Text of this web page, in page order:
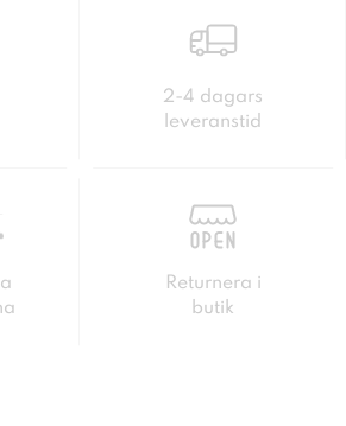
2-4 dagars
leveranstid
Returnera i
butik